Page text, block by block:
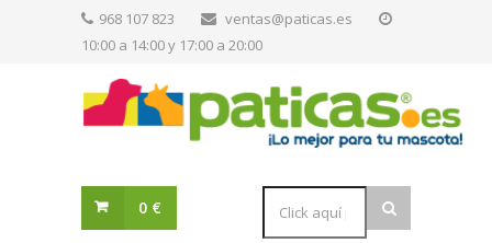
968 107 823
ventas@paticas.es
10:00 a 14:00 y 17:00 a 20:00
0 €